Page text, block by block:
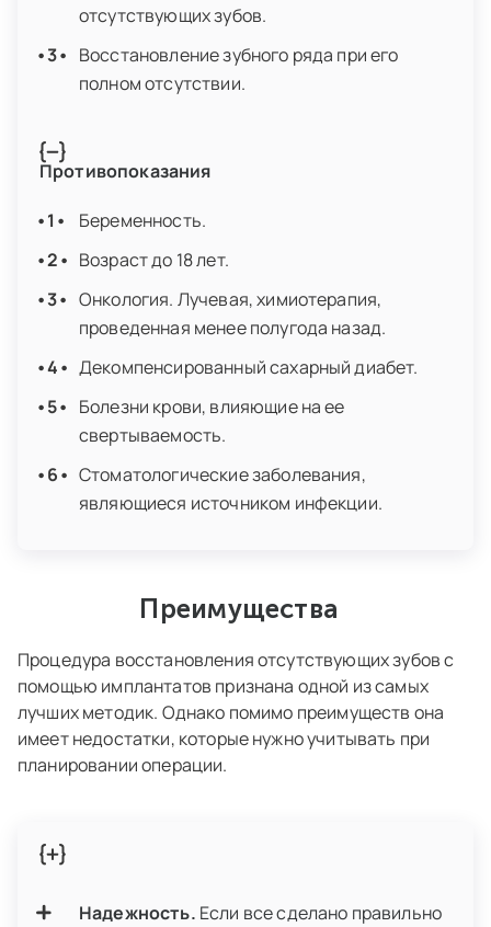
отсутствующих зубов.
Восстановление зубного ряда при его
полном отсутствии.
Противопоказания
Беременность.
Возраст до 18 лет.
Онкология. Лучевая, химиотерапия,
проведенная менее полугода назад.
Декомпенсированный сахарный диабет.
Болезни крови, влияющие на ее
свертываемость.
Стоматологические заболевания,
являющиеся источником инфекции.
Преимущества
Процедура восстановления отсутствующих зубов с
помощью имплантатов признана одной из самых
лучших методик. Однако помимо преимуществ она
имеет недостатки, которые нужно учитывать при
планировании операции.
Надежность. Если все сделано правильно